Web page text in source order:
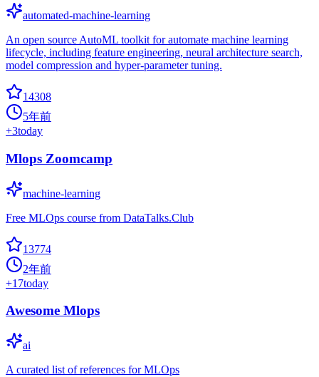
automated-machine-learning
An open source AutoML toolkit for automate machine learning
lifecycle, including feature engineering, neural architecture search,
model compression and hyper-parameter tuning.
14308
5年前
+3today
Mlops Zoomcamp
machine-learning
Free MLOps course from DataTalks.Club
13774
2年前
+17today
Awesome Mlops
ai
A curated list of references for MLOps